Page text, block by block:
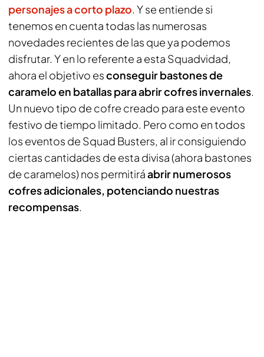
personajes a corto plazo. Y se entiende si
tenemos en cuenta todas las numerosas
novedades recientes de las que ya podemos
disfrutar. Y en lo referente a esta Squadvidad,
ahora el objetivo esconseguir bastones de
caramelo en batallas para abrir cofres invernales.
Un nuevo tipo de cofre creado para este evento
festivo de tiempo limitado. Pero como en todos
los eventos de Squad Busters, al ir consiguiendo
ciertas cantidades de esta divisa (ahora bastones
de caramelos) nos permitiráabrir numerosos
cofres adicionales, potenciando nuestras
recompensas.